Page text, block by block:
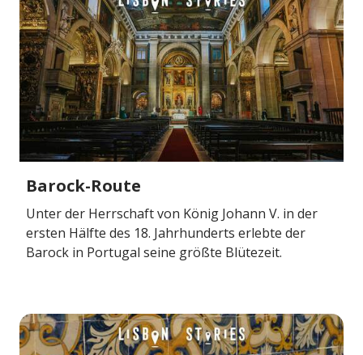
Barock-Route
Unter der Herrschaft von König Johann V. in der
ersten Hälfte des 18. Jahrhunderts erlebte der
Barock in Portugal seine größte Blütezeit.